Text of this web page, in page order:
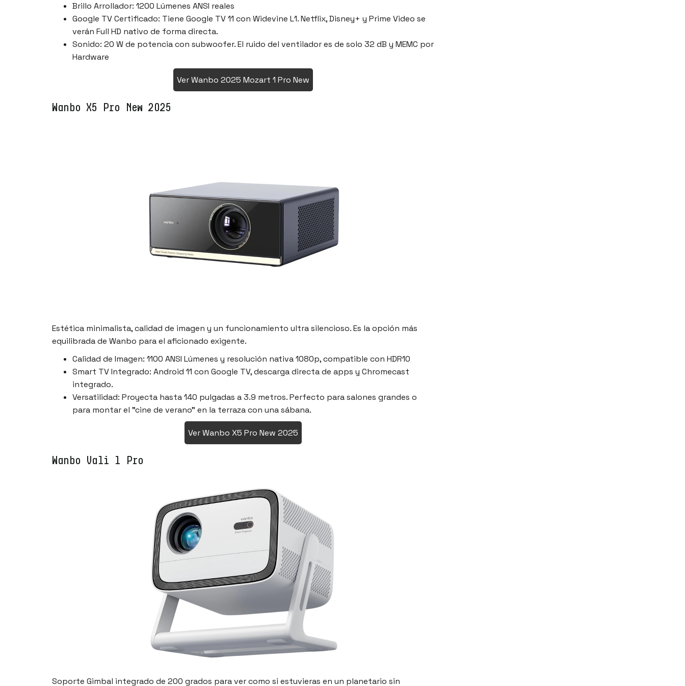
Brillo Arrollador: 1200 Lúmenes ANSI reales
Google TV Certificado: Tiene Google TV 11 con Widevine L1. Netflix, Disney+ y Prime Video se
verán Full HD nativo de forma directa.
Sonido: 20 W de potencia con subwoofer. El ruido del ventilador es de solo 32 dB y MEMC por
Hardware
Ver Wanbo 2025 Mozart 1 Pro New
Wanbo X5 Pro New 2025
Estética minimalista, calidad de imagen y un funcionamiento ultra silencioso. Es la opción más
equilibrada de Wanbo para el aficionado exigente.
Calidad de Imagen: 1100 ANSI Lúmenes y resolución nativa 1080p, compatible con HDR10
Smart TV Integrado: Android 11 con Google TV, descarga directa de apps y Chromecast
integrado.
Versatilidad: Proyecta hasta 140 pulgadas a 3.9 metros. Perfecto para salones grandes o
para montar el "cine de verano" en la terraza con una sábana.
Ver Wanbo X5 Pro New 2025
Wanbo Vali 1 Pro
Soporte Gimbal integrado de 200 grados para ver como si estuvieras en un planetario sin